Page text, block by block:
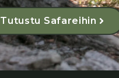
Tutustu Safareihin